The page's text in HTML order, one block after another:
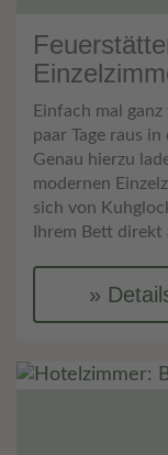
Einfach mal
paar Tage raus
Genau hierzu
modernen
sich von
Ihrem Bett direkt